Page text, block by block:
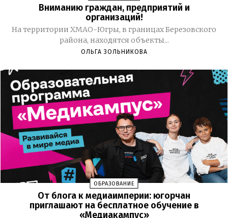
Вниманию граждан, предприятий и
организаций!
На территории ХМАО-Югры, в границах Березовского
района, находятся объекты...
ОЛЬГА ЗОЛЬНИКОВА
ОБРАЗОВАНИЕ
От блога к медиаимперии: югорчан
приглашают на бесплатное обучение в
«Медиакампус»